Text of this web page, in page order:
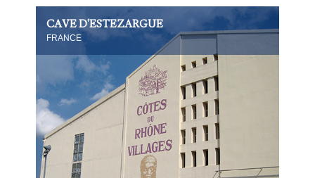
CAVE D'ESTEZARGUE
FRANCE